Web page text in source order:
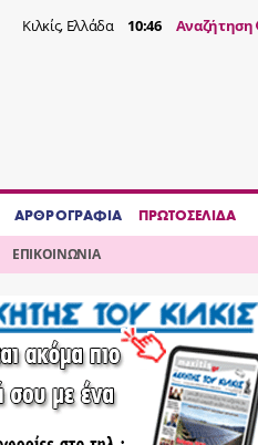
Κιλκίς, Ελλάδα 10:46 Αναζήτηση
ΑΡΘΡΟΓΡΑΦΙΑ ΠΡΩΤΟΣΕΛΙΔΑ
ΕΠΙΚΟΙΝΩΝΙΑ